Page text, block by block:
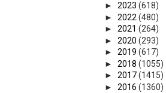
► 2023 (618)
► 2022 (480)
► 2021 (264)
► 2020 (293)
► 2019 (617)
► 2018 (1055)
► 2017(1415)
► 2016 (1360)